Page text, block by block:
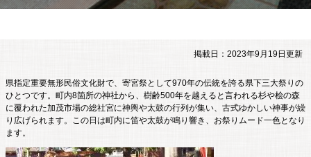
掲載日：2023年9月19日更新
県指定重要無形民俗文化財で、寄宮祭として970年の伝統を誇る県下三大祭りの
ひとつです。町内8箇所の神社から、樹齢500年を越えると言われる杉や桧の森
に覆われた加茂市場の総社宮に神輿や太鼓の行列が集い、古式ゆかしい神事が繰
り広げられます。この日は町内に笛や太鼓が鳴り響き、お祭りムード一色となり
ます。